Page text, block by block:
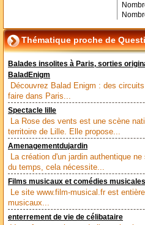
Thématique proche de
Balades insolites à Paris, sorties
BaladEnigm
Découvrez Balad Enigm : des
faire dans Paris...
Spectacle lille
La Rose des vents est une scène
territoire de Lille. Elle propose...
Amenagementdujardin
La création d'un jardin authentique
du temps, cela nécessite...
Films musicaux et comédies musicales
Le site www.film-musical.fr est
musicaux...
enterrement de vie de célibataire